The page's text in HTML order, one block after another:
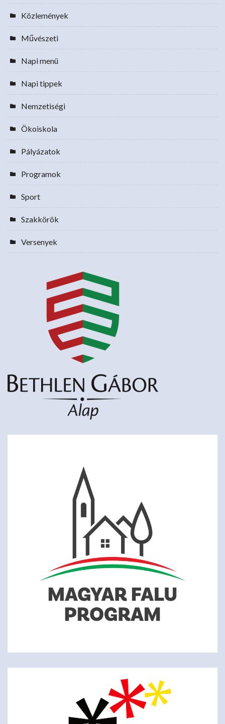
Közlemények
Művészeti
Napi menü
Napi tippek
Nemzetiségi
Ökoiskola
Pályázatok
Programok
Sport
Szakkörök
Versenyek